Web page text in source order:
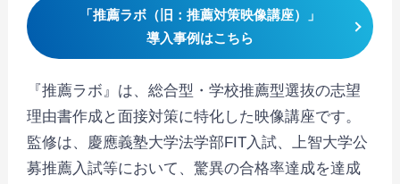
「推薦ラボ（旧：推薦対策映像講座）」
導入事例はこちら
『推薦ラボ』は、総合型・学校推薦型選抜の志望
理由書作成と面接対策に特化した映像講座です。
監修は、慶應義塾大学法学部FIT入試、上智大学公
募推薦入試等において、驚異の合格率達成を達成